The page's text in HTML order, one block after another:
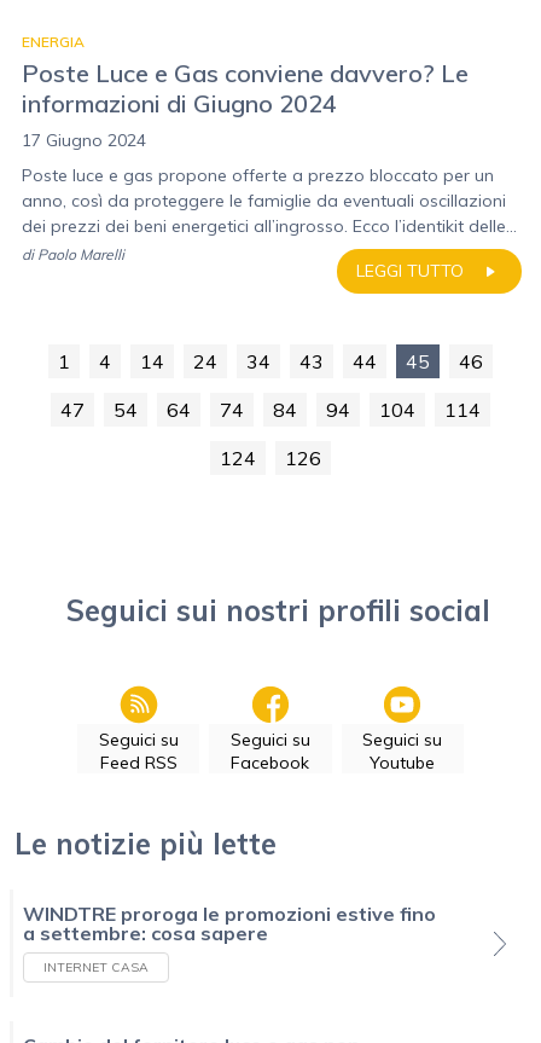
ENERGIA
Poste Luce e Gas conviene davvero? Le
informazioni di Giugno 2024
17 Giugno 2024
Poste luce e gas propone offerte a prezzo bloccato per un
anno, così da proteggere le famiglie da eventuali oscillazioni
dei prezzi dei beni energetici all’ingrosso. Ecco l’identikit delle...
LEGGI TUTTO
di Paolo Marelli
1 4 14 24 34 43 44 45
46
47
54 64 74 84 94 104
114
124
126
Seguici sui nostri profili social
Seguici su
Feed RSS
Seguici su
Facebook
Seguici su
Youtube
Le notizie più lette
WINDTRE proroga le promozioni estive fino
a settembre: cosa sapere
INTERNET CASA